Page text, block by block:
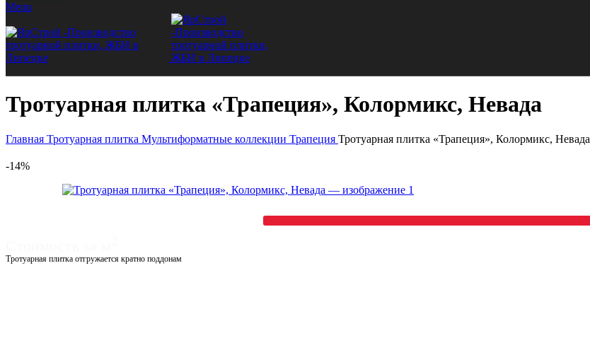
Menu
Тротуарная плитка «Трапеция», Колормикс, Невада
Главная Тротуарная плитка Мультиформатные коллекции Трапеция Тротуарная плитка «Трапеция», Колормикс, Невада
-14%
Тротуарная плитка отгружается кратно поддонам